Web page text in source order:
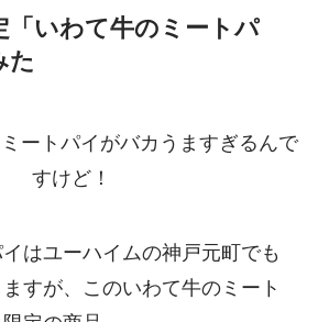
「いわて牛のミートパ
た
はユーハイムの神戸元町でも
すが、このいわて牛のミート